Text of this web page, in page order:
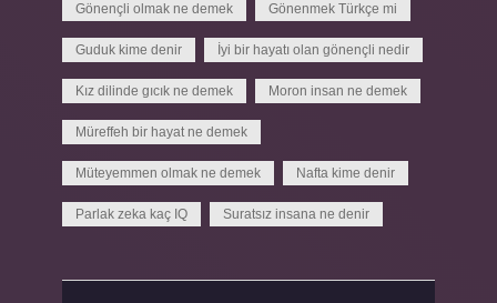
Gönençli olmak ne demek Gönenmek Türkçe mi
Guduk kime denir İyi bir hayatı olan gönençli nedir
Kız dilinde gıcık ne demek Moron insan ne demek
Müreffeh bir hayat ne demek
Müteyemmen olmak ne demek Nafta kime denir
Parlak zeka kaç IQ Suratsız insana ne denir